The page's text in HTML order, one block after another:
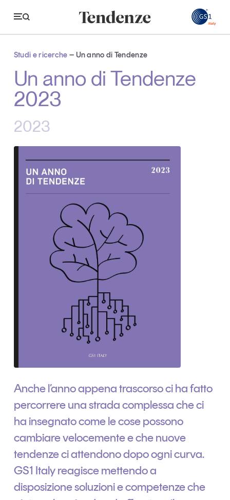
Tendenze
Economia e consumi
Innovazione
Logistica
Sostenibilità
Grandi temi
Studi e ricerche
Tutti gli studi e le ricerche
Tutti gli appuntamenti
Chi siamo
Newsletter
Contatti
Tendenze Journal
La nostra newsletter nella tua email
Studi e ricerche Un anno di Tendenze
Un anno di Tendenze
2023
2023
Anche l’anno appena trascorso ci ha fatto
percorrere una strada complessa che ci
ha insegnato come le cose possono
cambiare velocemente e che nuove
tendenze ci attendono dopo ogni curva.
GS1 Italy reagisce mettendo a
disposizione soluzioni e competenze che